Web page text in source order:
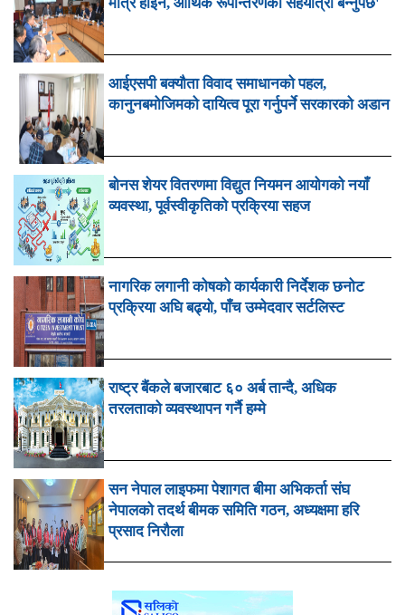
मात्र होइन, आर्थिक रूपान्तरणको सहयात्री बन्नुपर्छ'
आईएसपी बक्यौता विवाद समाधानको पहल,
कानुनबमोजिमको दायित्व पूरा गर्नुपर्ने सरकारको अडान
बोनस शेयर वितरणमा विद्युत नियमन आयोगको नयाँ
व्यवस्था, पूर्वस्वीकृतिको प्रक्रिया सहज
नागरिक लगानी कोषको कार्यकारी निर्देशक छनोट
प्रक्रिया अघि बढ्यो, पाँच उम्मेदवार सर्टलिस्ट
राष्ट्र बैंकले बजारबाट ६० अर्ब तान्दै, अधिक
तरलताको व्यवस्थापन गर्नै हम्मे
सन नेपाल लाइफमा पेशागत बीमा अभिकर्ता संघ
नेपालको तदर्थ बीमक समिति गठन, अध्यक्षमा हरि
प्रसाद निरौला